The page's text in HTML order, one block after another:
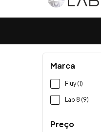
Marca
Fluy (1)
Lab 8 (9)
Preço